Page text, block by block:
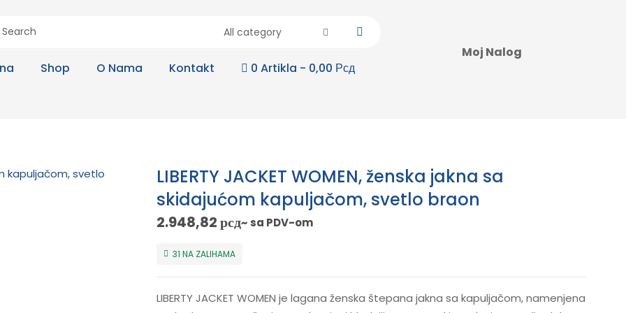
All category
Shop O Nama Kontakt 0 Artikla 0,00 Рсд
Moj Nalog
LIBERTY JACKET WOMEN, ženska jakna sa
skidajućom kapuljačom, svetlo braon
2.948,82рсд~ sa PDV-om
31 NA ZALIHAMA
LIBERTY JACKET WOMEN je lagana ženska štepana jakna sa kapuljačom, namenjena